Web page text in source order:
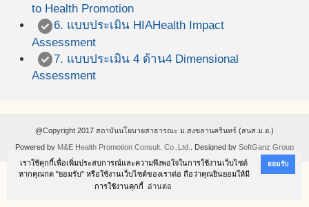
เราใช้คุกกี้เพื่อเพิ่มประสบการณ์และความพึงพอใจในการใช้งานเว็บไซต์
หากคุณกด "ยอมรับ" หรือใช้งานเว็บไซต์ของเราต่อ ถือว่าคุณยินยอมให้มี
การใช้งานคุกกี้
อ่านต่อ
ยอมรับ
to Health Promotion
check_circle6. แบบประเมิน HIAHealth Impact
Assessment
check_circle7. แบบประเมิน 4 ด้าน4 Dimensional
Assessment
@Copyright 2017 สถาบันนโยบายสาธารณะ ม.สงขลานครินทร์ (สนส.ม.อ.)
Powered by M&E Health Promotion Consult, Co.,Ltd. . Designed by SoftGanz Group